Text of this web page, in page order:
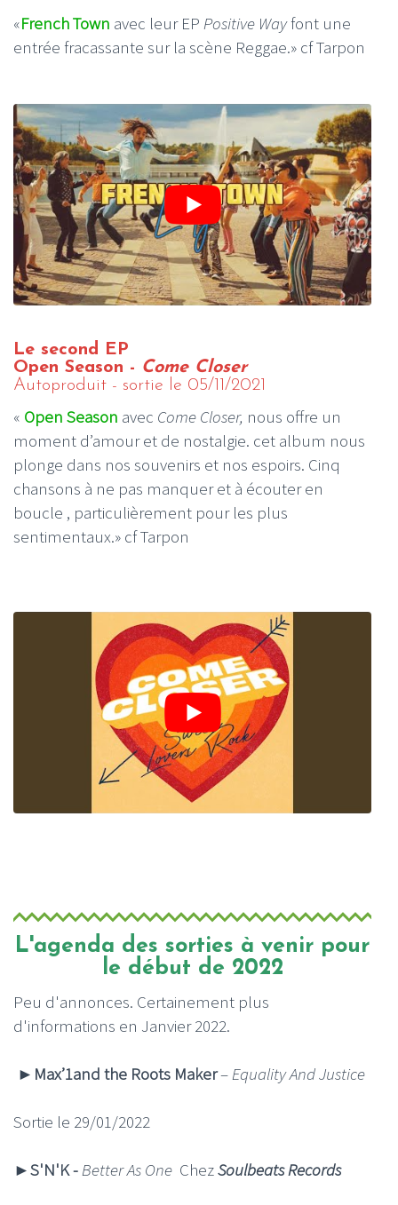
«French Town avec leur EP Positive Wayfont une
entrée fracassante sur la scène Reggae.» cf Tarpon
Le second EP
Open Season - Come Closer
Autoproduit - sortie le 05/11/2021
« Open Season avec Come Closer, nous offre un
moment d’amour et de nostalgie. cet album nous
plonge dans nos souvenirs et nos espoirs. Cinq
chansons à ne pas manquer et à écouter en
boucle , particulièrement pour les plus
sentimentaux.» cf Tarpon
L'agenda des sorties à venir pour
le début de 2022
Peu d'annonces. Certainement plus
d'informations en Janvier 2022.
►Max’1and the Roots Maker–Equality And Justice
Sortie le 29/01/2022
►S'N'K - Better As One ChezSoulbeats Records